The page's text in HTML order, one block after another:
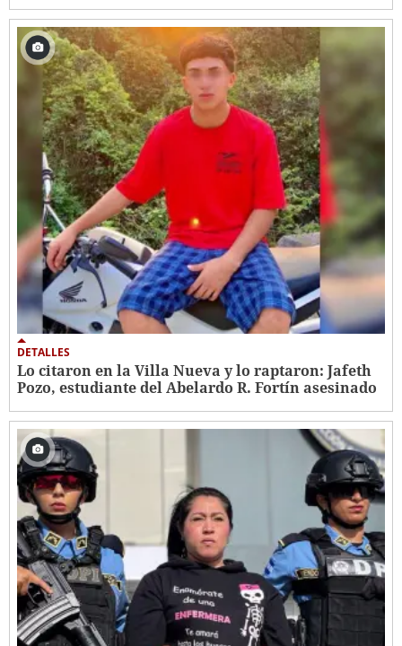
DETALLES
Lo citaron en la Villa Nueva y lo raptaron: Jafeth
Pozo, estudiante del Abelardo R. Fortín asesinado